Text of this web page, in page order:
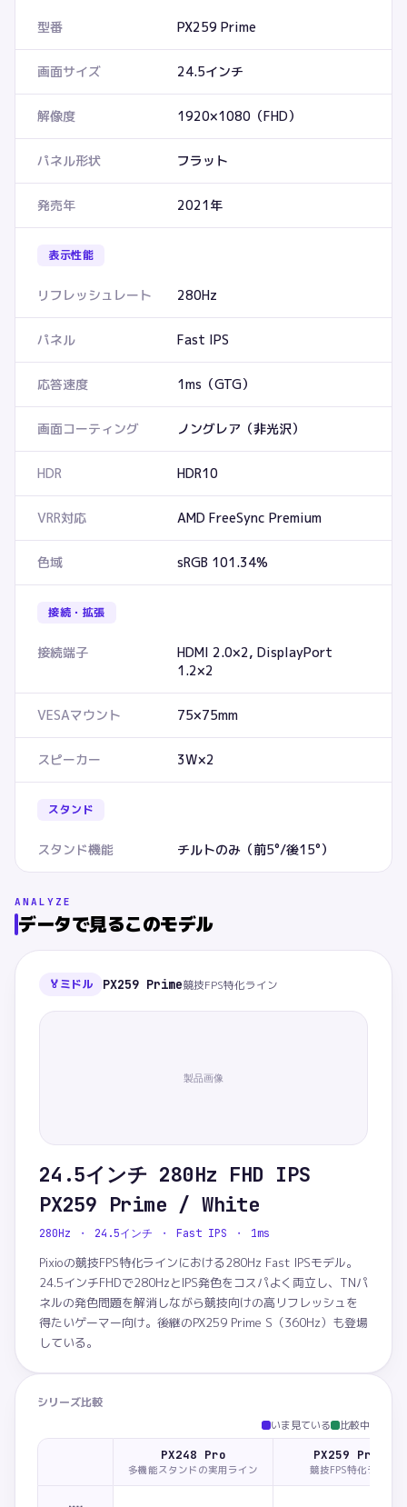
型番 PX259 Prime
画面サイズ 24.5インチ
解像度 1920×1080（FHD）
パネル形状 フラット
発売年 2021年
表示性能
リフレッシュレート 280Hz
パネル Fast IPS
応答速度 1ms（GTG）
画面コーティング ノングレア（非光沢）
HDR HDR10
VRR対応 AMD FreeSync Premium
色域 sRGB 101.34%
接続・拡張
接続端子
HDMI 2.0×2, DisplayPort
1.2×2
VESAマウント 75×75mm
スピーカー 3W×2
スタンド
スタンド機能 チルトのみ（前5°/後15°）
ANALYZE
データで見るこのモデル
🏅ミドル PX259 Prime競技FPS特化ライン
製品画像
24.5インチ 280Hz FHD IPS
PX259 Prime / White
280Hz ・ 24.5インチ ・ Fast IPS ・ 1ms
Pixioの競技FPS特化ラインにおける280Hz Fast IPSモデル。
24.5インチFHDで280HzとIPS発色をコスパよく両立し、TNパ
ネルの発色問題を解消しながら競技向けの高リフレッシュを
得たいゲーマー向け。後継のPX259 Prime S（360Hz）も登場
している。
シリーズ比較
いま見ている 比較中
PX248 Pro
多機能スタンドの実用ライン
PX259 Prime
競技FPS特化ライン